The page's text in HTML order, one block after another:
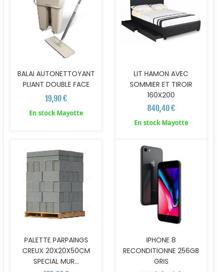
BALAI AUTONETTOYANT
PLIANT DOUBLE FACE
19,90 €
En stock Mayotte
LIT HAMON AVEC
SOMMIER ET TIROIR
160X200
840,40 €
En stock Mayotte
PALETTE PARPAINGS
CREUX 20X20X50CM
SPECIAL MUR...
IPHONE 8
RECONDITIONNE 256GB
GRIS